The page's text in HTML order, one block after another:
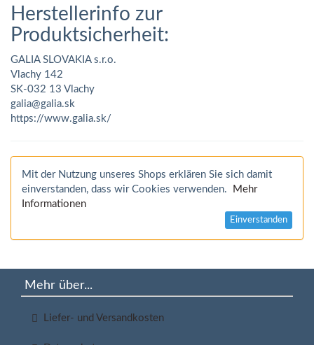
Herstellerinfo zur
Produktsicherheit:
GALIA SLOVAKIA s.r.o.
Vlachy 142
SK-032 13 Vlachy
galia@galia.sk
https://www.galia.sk/
Mit der Nutzung unseres Shops erklären Sie sich damit
einverstanden, dass wir Cookies verwenden.
Mehr
Informationen
Einverstanden
Mehr über...
Liefer- und Versandkosten